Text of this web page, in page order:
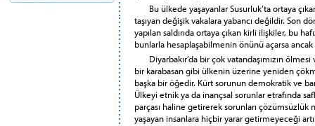
Bu ülkede yaşayanlar Susurluk’ta ortaya
taşıyan değişik vakalara yabancı değildir. Son
yapılan saldırıda ortaya çıkan kirli ilişkiler, bu
bunlarla hesaplaşabilmenin önünü açarsa
Diyarbakır’da bir çok vatandaşımızın
bir karabasan gibi ülkenin üzerine yeniden
başka bir öğedir. Kürt sorunun demokratik ve
Ülkeyi etnik ya da inançsal sorunlar etrafında
parçası haline getirerek sorunları
yaşayan insanlara hiçbir yarar getirmeyeceği